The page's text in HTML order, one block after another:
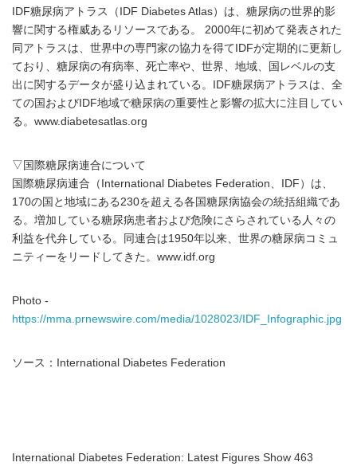
IDF糖尿病アトラス（IDF Diabetes Atlas）は、糖尿病の世界的影
響に関する権威あるリソースである。 2000年に初めて発表された
同アトラスは、世界中の専門家の協力を得てIDFが定期的に更新し
ており、糖尿病の有病率、死亡率や、世界、地域、国レベルの支
出に関するデータが盛り込まれている。IDF糖尿病アトラスは、全
ての国およびIDF地域で糖尿病の重要性と影響の拡大に注目してい
る。www.diabetesatlas.org
▽国際糖尿病連合について
国際糖尿病連合（International Diabetes Federation、IDF）は、
170の国と地域にある230を超える各国糖尿病協会の統括組織であ
る。増加している糖尿病患者および危険にさらされている人々の
利益を代弁している。同連合は1950年以来、世界の糖尿病コミュ
ニティーをリードしてきた。www.idf.org
Photo -
https://mma.prnewswire.com/media/1028023/IDF_Infographic.jpg
ソース：International Diabetes Federation
International Diabetes Federation: Latest Figures Show 463